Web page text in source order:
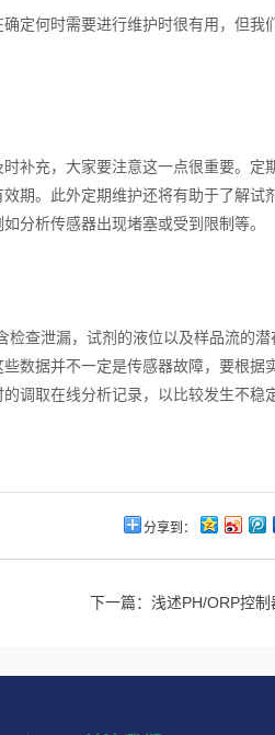
定何时需要进行维护时很有用，但我
充，大家要注意这一点很重要。定
期。此外定期维护还将有助于了解试
分析传感器出现堵塞或受到限制等。
查泄漏，试剂的液位以及样品流的潜
数据并不一定是传感器故障，要根据
调取在线分析记录，以比较发生不稳
分享到：
下一篇： 浅述PH/ORP控